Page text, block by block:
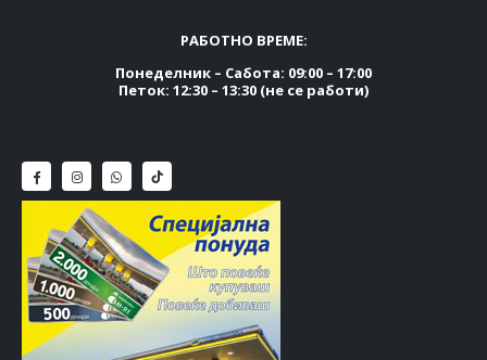
РАБОТНО ВРЕМЕ:
Понеделник – Сабота: 09:00 – 17:00
Петок: 12:30 – 13:30 (не се работи)